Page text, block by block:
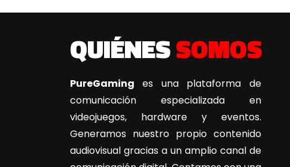
QUIÉNESSOMOS
PureGaming es una plataforma de
comunicación especializada en
videojuegos, hardware y eventos.
Generamos nuestro propio contenido
audiovisual gracias a un amplio canal de